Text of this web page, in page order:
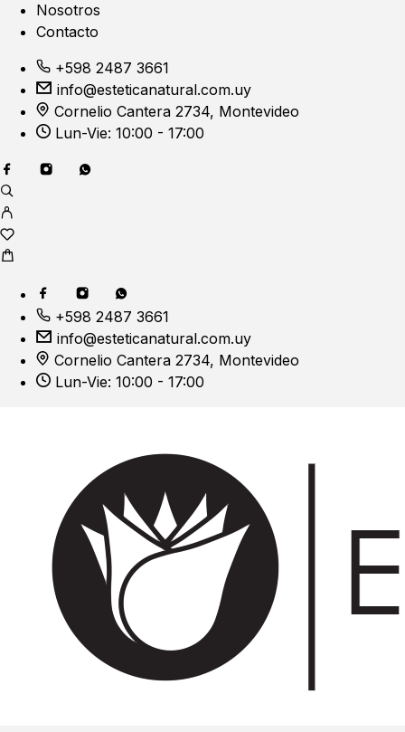
Nosotros
Contacto
+598 2487 3661
info@esteticanatural.com.uy
Cornelio Cantera 2734, Montevideo
Lun-Vie: 10:00 - 17:00
+598 2487 3661
info@esteticanatural.com.uy
Cornelio Cantera 2734, Montevideo
Lun-Vie: 10:00 - 17:00